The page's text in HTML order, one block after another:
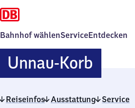
Bahnhof wählenServiceEntdecken
Unnau-KorbUnnau-
Korb
Reiseinfos Ausstattung Service